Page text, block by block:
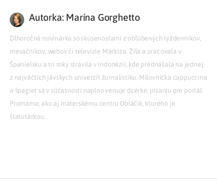
Autorka: Marína Gorghetto
Dlhoročná novinárka so skúsenosťami z obľúbených týždenníkov,
mesačníkov, webov či televízie Markíza. Žila a pracovala v
Španielsku a tri roky strávila v Indonézii, kde prednášala na jednej
z najväčších jávskych univerzít žurnalistiku. Milovníčka cappuccina
a špagiet sa v súčasnosti naplno venuje dcérke, písaniu pre portál
Promama, ako aj materskému centru Obláčik, ktorého je
štatutárkou.